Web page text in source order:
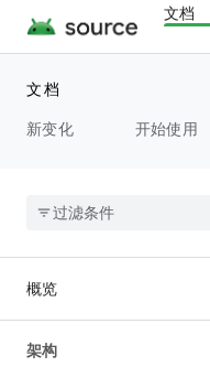
文档
文档
新变化
开始使用
概览
架构